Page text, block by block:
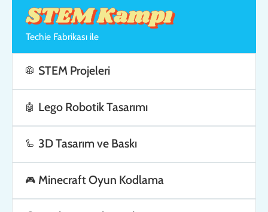
STEM Kampı
Techie Fabrikası ile
🥼 STEM Projeleri
🤖 Lego Robotik Tasarımı
🦾 3D Tasarım ve Baskı
🎮 Minecraft Oyun Kodlama